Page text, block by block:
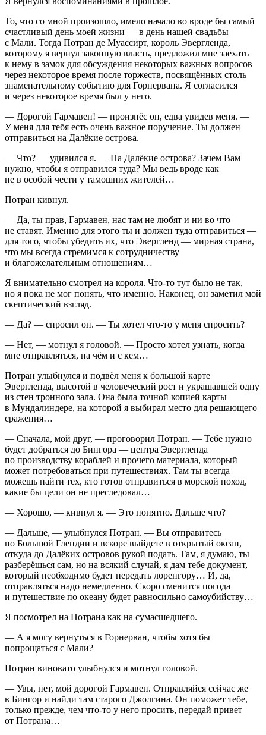
То, что со мной произошло, имело начало во вроде бы самый
счастливый день моей жизни — в день нашей свадьбы
с Мали. Тогда Потран де Муассирт, король Эвергленда,
которому я вернул законную власть, предложил мне заехать
к нему в замок для обсуждения некоторых важных вопросов
через некоторое время после торжеств, посвящённых столь
знаменательному событию для Горнервана. Я согласился
и через некоторое время был у него.
— Дорогой Гармавен! — произнёс он, едва увидев меня. —
У меня для тебя есть очень важное поручение. Ты должен
отправиться на Далёкие острова.
— Что? — удивился я. — На Далёкие острова? Зачем Вам
нужно, чтобы я отправился туда? Мы ведь вроде как
не в особой чести у тамошних жителей…
Потран кивнул.
— Да, ты прав, Гармавен, нас там не любят и ни во что
не ставят. Именно для этого ты и должен туда отправиться —
для того, чтобы убедить их, что Эвергленд — мирная страна,
что мы всегда стремимся к сотрудничеству
и благожелательным отношениям…
Я внимательно смотрел на короля. Что-то тут было не так,
но я пока не мог понять, что именно. Наконец, он заметил мой
скептический взгляд.
— Да? — спросил он. — Ты хотел что-то у меня спросить?
— Нет, — мотнул я головой. — Просто хотел узнать, когда
мне отправляться, на чём и с кем…
Потран улыбнулся и подвёл меня к большой карте
Эвергленда, высотой в человеческий рост и украшавшей одну
из стен тронного зала. Она была точной копией карты
в Мундалиндере, на которой я выбирал место для решающего
сражения…
— Сначала, мой друг, — проговорил Потран. — Тебе нужно
будет добраться до Бингора — центра Эвергленда
по производству кораблей и прочего материала, который
может потребоваться при путешествиях. Там ты всегда
можешь найти тех, кто готов отправиться в морской поход,
какие бы цели он не преследовал…
— Хорошо, — кивнул я. — Это понятно. Дальше что?
— Дальше, — улыбнулся Потран. — Вы отправитесь
по Большой Глендии и вскоре выйдете в открытый океан,
откуда до Далёких островов рукой подать. Там, я думаю, ты
разберёшься сам, но на всякий случай, я дам тебе документ,
который необходимо будет передать лоренгору… И, да,
отправляться надо немедленно. Скоро сменится погода
и путешествие по океану будет равносильно самоубийству…
Я посмотрел на Потрана как на сумасшедшего.
— А я могу вернуться в Горнерван, чтобы хотя бы
попрощаться с Мали?
Потран виновато улыбнулся и мотнул головой.
— Увы, нет, мой дорогой Гармавен. Отправляйся сейчас же
в Бингор и найди там старого Джолгина. Он поможет тебе,
только прежде, чем что-то у него просить, передай привет
от Потрана…